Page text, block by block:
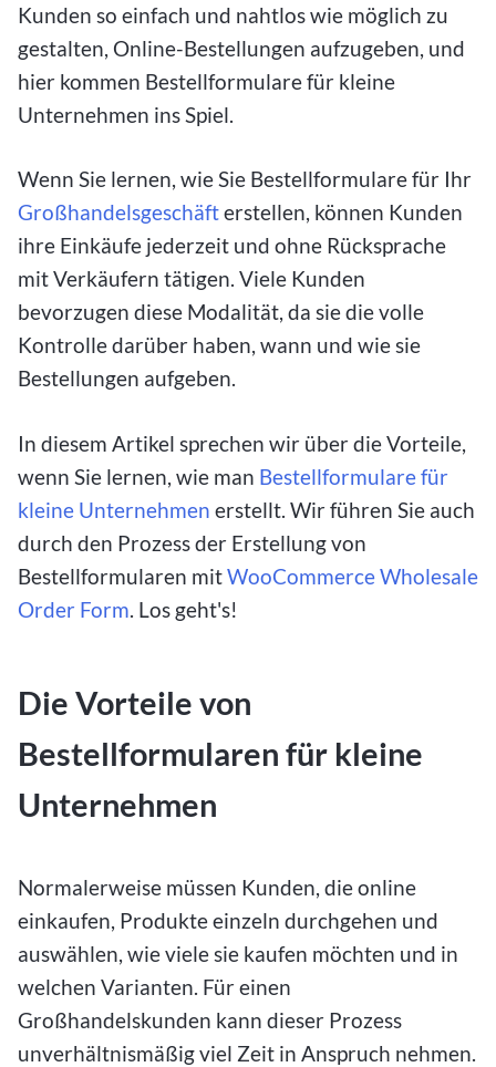
Kunden so einfach und nahtlos wie möglich zu
gestalten, Online-Bestellungen aufzugeben, und
hier kommen Bestellformulare für kleine
Unternehmen ins Spiel.
Wenn Sie lernen, wie Sie Bestellformulare für Ihr
Großhandelsgeschäfterstellen, können Kunden
ihre Einkäufe jederzeit und ohne Rücksprache
mit Verkäufern tätigen. Viele Kunden
bevorzugen diese Modalität, da sie die volle
Kontrolle darüber haben, wann und wie sie
Bestellungen aufgeben.
In diesem Artikel sprechen wir über die Vorteile,
wenn Sie lernen, wie man Bestellformulare für
kleine Unternehmen erstellt. Wir führen Sie auch
durch den Prozess der Erstellung von
Bestellformularen mitWooCommerce Wholesale
Order Form. Los geht's!
Die Vorteile von
Bestellformularen für kleine
Unternehmen
Normalerweise müssen Kunden, die online
einkaufen, Produkte einzeln durchgehen und
auswählen, wie viele sie kaufen möchten und in
welchen Varianten. Für einen
Großhandelskunden kann dieser Prozess
unverhältnismäßig viel Zeit in Anspruch nehmen.